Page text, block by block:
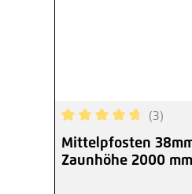
Durchschnittliche
(3)
Mittelpfosten
Zaunhöhe 2000 mm